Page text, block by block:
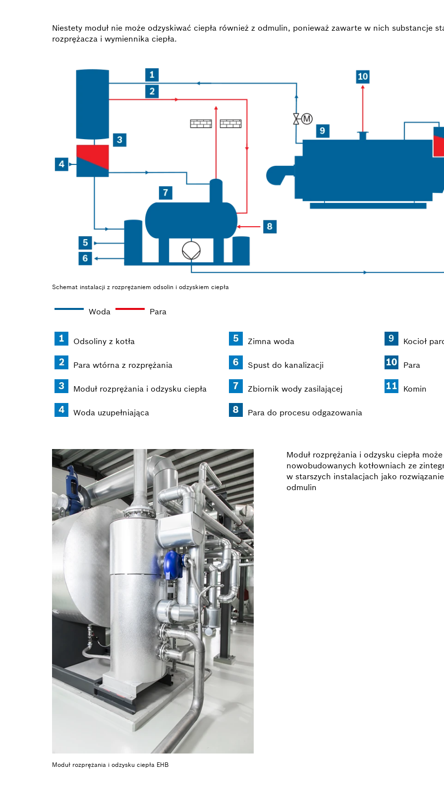
Niestety moduł nie może odzyskiwać ciepła również z odmulin, ponieważ zawarte w nich substancje
rozprężacza i wymiennika ciepła.
Schemat instalacji z rozprężaniem odsolin i odzyskiem ciepła
Woda Para
Odsoliny z kotła Zimna woda Kocioł
Para wtórna z rozprężania Spust do kanalizacji Para
Moduł rozprężania i odzysku ciepła Zbiornik wody zasilającej Komin
Woda uzupełniająca Para do procesu odgazowania
Moduł rozprężania i odzysku ciepła EHB
Moduł rozprężania i odzysku ciepła
nowobudowanych kotłowniach ze
w starszych instalacjach jako
odmulin